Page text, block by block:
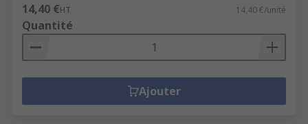
14,40 €HT 14,40 €/unité
Quantité
Ajouter